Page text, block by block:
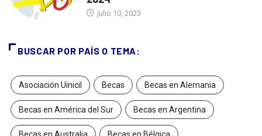
julio 10, 2023
BUSCAR POR PAÍS O TEMA:
Asociación Uinicil Becas Becas en Alemania
Becas en América del Sur Becas en Argentina